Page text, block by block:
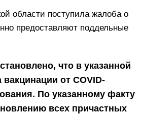
области поступила жалоба о
предоставляют поддельные
что в указанной
от COVID-
По указанному факту
всех причастных